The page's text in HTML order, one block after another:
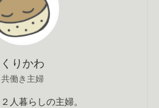
くりかわ
共働き主婦
人暮らしの主婦。